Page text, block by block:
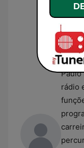
Paulo
rádio